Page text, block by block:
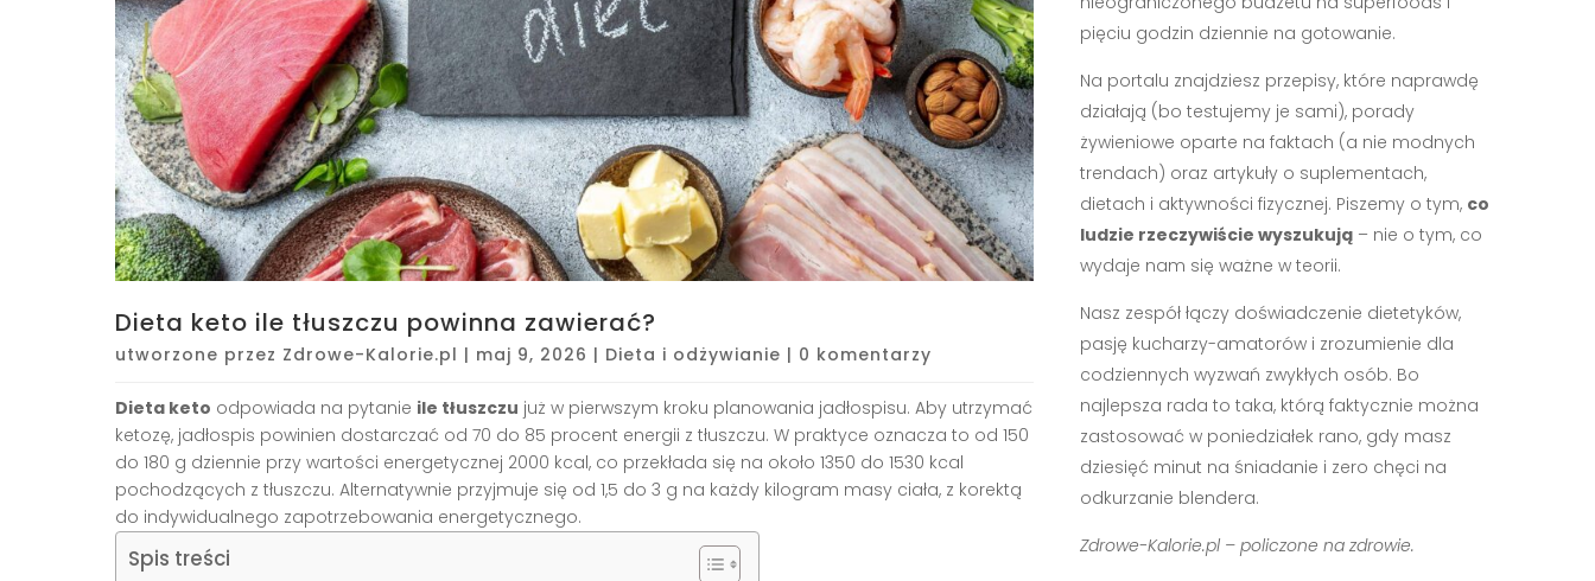
Dieta keto ile tłuszczu powinna zawierać?
utworzone przez Zdrowe-Kalorie.pl | maj 9, 2026 | Dieta i odżywianie | 0 komentarzy
Dieta keto odpowiada na pytanie ile tłuszczu już w pierwszym kroku planowania jadłospisu. Aby utrzymać
ketozę, jadłospis powinien dostarczać od 70 do 85 procent energii z tłuszczu. W praktyce oznacza to od 150
do 180 g dziennie przy wartości energetycznej 2000 kcal, co przekłada się na około 1350 do 1530 kcal
pochodzących z tłuszczu. Alternatywnie przyjmuje się od 1,5 do 3 g na każdy kilogram masy ciała, z korektą
do indywidualnego zapotrzebowania energetycznego.
Spis treści
pięciu godzin dziennie na gotowanie.
Na portalu znajdziesz przepisy, które naprawdę
działają (bo testujemy je sami), porady
żywieniowe oparte na faktach (a nie modnych
trendach) oraz artykuły o suplementach,
dietach i aktywności fizycznej. Piszemy o tym, co
ludzie rzeczywiście wyszukują– nie o tym, co
wydaje nam się ważne w teorii.
Nasz zespół łączy doświadczenie dietetyków,
pasję kucharzy-amatorów i zrozumienie dla
codziennych wyzwań zwykłych osób. Bo
najlepsza rada to taka, którą faktycznie można
zastosować w poniedziałek rano, gdy masz
dziesięć minut na śniadanie i zero chęci na
odkurzanie blendera.
Zdrowe-Kalorie.pl – policzone na zdrowie.